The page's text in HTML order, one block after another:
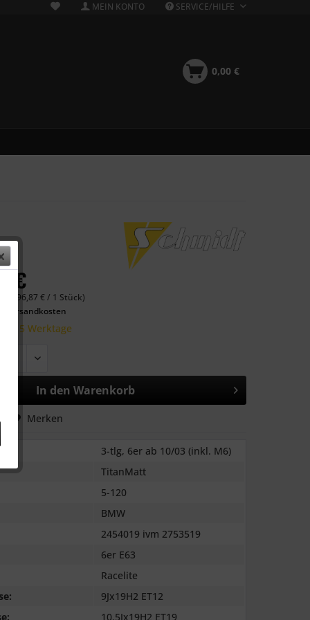
MEIN KONTO SERVICE/HILFE
0,00 €
€
€ / 1 Stück)
Versandkosten
15 Werktage
In den Warenkorb
Merken
3-tlg, 6er ab 10/03 (inkl. M6)
TitanMatt
5-120
BMW
2454019 ivm 2753519
6er E63
Racelite
9Jx19H2 ET12
10.5Jx19H2 ET19